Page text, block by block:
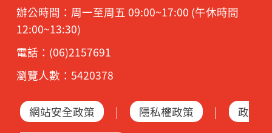
辦公時間：周一至周五 09:00~17:00 (午休時間
12:00~13:30)
電話：(06)2157691
瀏覽人數：5420378
網站安全政策 | 隱私權政策 | 政